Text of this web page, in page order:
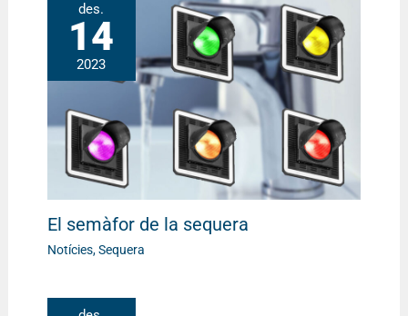
des.
14
2023
El semàfor de la sequera
Notícies,Sequera